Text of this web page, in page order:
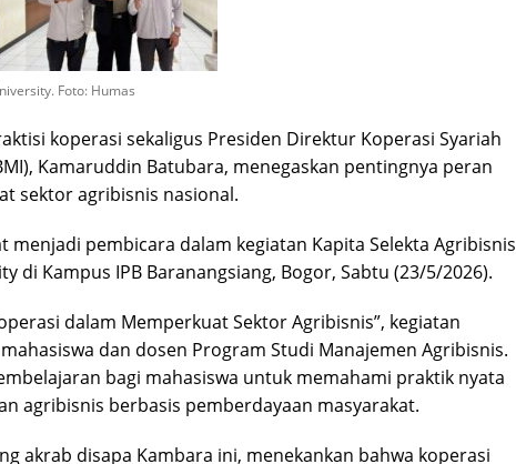
Foto: Humas
koperasi sekaligus Presiden Direktur Koperasi Syariah
Kamaruddin Batubara, menegaskan pentingnya peran
sektor agribisnis nasional.
menjadi pembicara dalam kegiatan Kapita Selekta Agribisnis
di Kampus IPB Baranangsiang, Bogor, Sabtu (23/5/2026).
dalam Memperkuat Sektor Agribisnis”, kegiatan
dan dosen Program Studi Manajemen Agribisnis.
bagi mahasiswa untuk memahami praktik nyata
agribisnis berbasis pemberdayaan masyarakat.
akrab disapa Kambara ini, menekankan bahwa koperasi